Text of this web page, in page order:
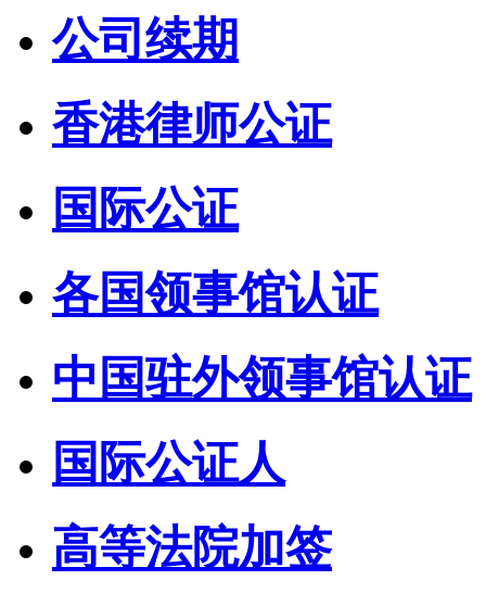
公司续期
香港律师公证
国际公证
各国领事馆认证
中国驻外领事馆认证
国际公证人
高等法院加签